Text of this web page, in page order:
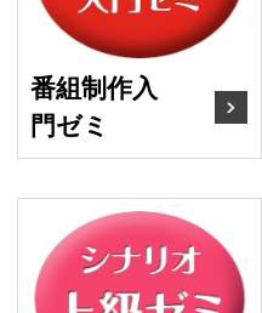
番組制作入
門ゼミ